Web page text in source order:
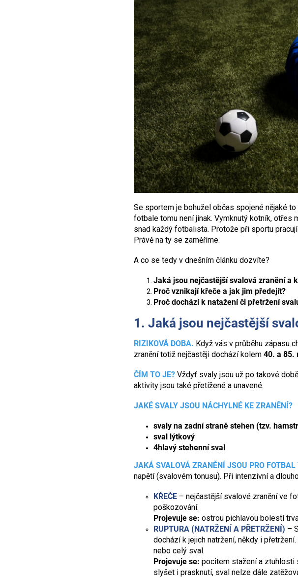
Se sportem je bohužel občas spojené nějaké
fotbale tomu není jinak. Vymknutý kotník,
snad každý fotbalista. Protože při sportu
Právě na ty se zaměříme.
A co se tedy v dnešním článku dozvíte?
Jaká jsou nejčastější svalová zranění a
Proč vznikají křeče a jak jim předejít?
Proč dochází k natažení či přetržení
1. Jaká jsou nejčastější
RIZIKOVÁ DOBA. Když vás v průběhu zápasu
zranění totiž nejčastěji dochází kolem 40. a 85.
ČÍM TO JE? Vždyť svaly jsou už po takové
aktivity jsou také přetížené a unavené.
JAKÉ SVALY JSOU NÁCHYLNÉ KE ZRANĚNÍ?
svaly na zadní straně stehen (tzv.
sval lýtkový
4hlavý stehenní sval
JAKÁ SVALOVÁ ZRANĚNÍ JSOU PRO FOTBAL
napětí (svalovém tonusu). Při intenzivní a
KŘEČE – nejčastější svalové zranění ve
poškozování.
Projevuje se: ostrou pichlavou bolestí
RUPTURA (NATRŽENÍ A PŘETRŽENÍ) –
dochází k jejich natržení, někdy i
nebo celý sval.
Projevuje se: pocitem stažení a ztuhlosti
slyšet i prasknutí, sval nelze dále